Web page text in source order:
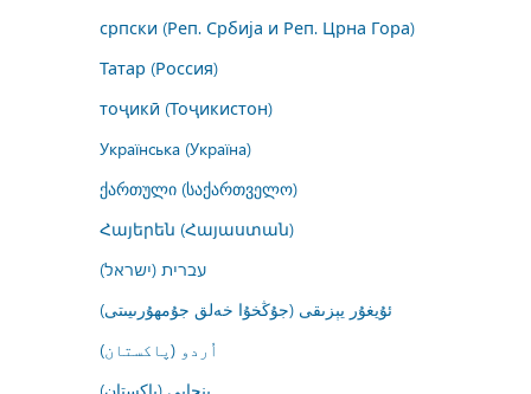
српски (Реп. Србија и Реп. Црна Гора)
Татар (Россия)
тоҷикӣ (Тоҷикистон)
Українська (Україна)
ქართული (საქართველო)
Հայերեն (Հայաստան)
עברית (ישראל)
ئۇيغۇر يېزىقى (جۇڭخۇا خەلق جۇمھۇرىيىتى)
اُردو (پاکستان)
پنجابی (پاکستان)